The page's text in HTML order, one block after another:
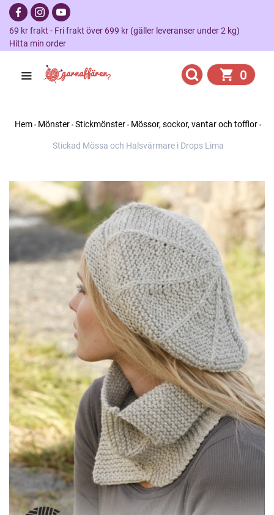
69 kr frakt - Fri frakt över 699 kr (gäller leveranser under 2 kg)
Hitta min order
0
Hem Mönster Stickmönster Mössor, sockor, vantar och tofflor
Stickad Mössa och Halsvärmare i Drops Lima